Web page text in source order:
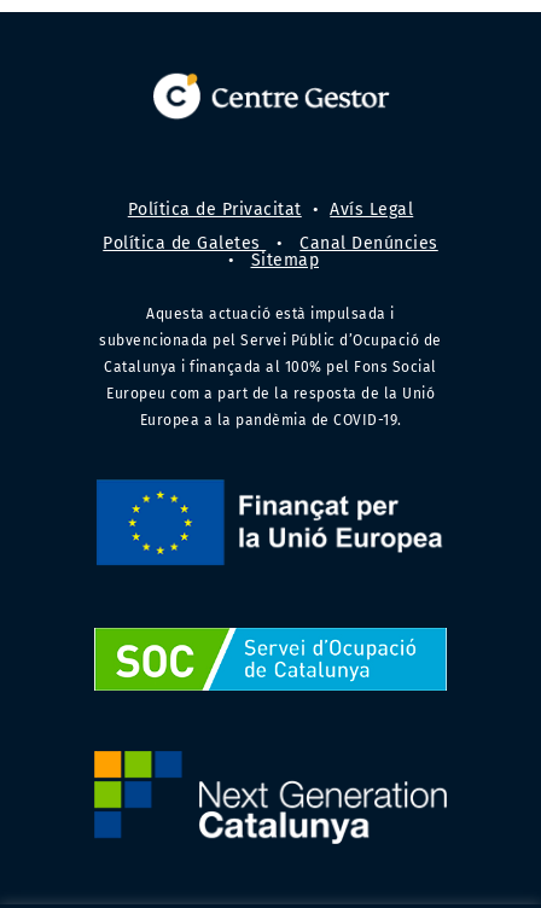
Política de Privacitat •
Avís Legal
Política de Galetes
•
Canal Denúncies
•
Sitemap
Aquesta actuació està impulsada i
subvencionada pel Servei Públic d’Ocupació de
Catalunya i finançada al 100% pel Fons Social
Europeu com a part de la resposta de la Unió
Europea a la pandèmia de COVID-19.